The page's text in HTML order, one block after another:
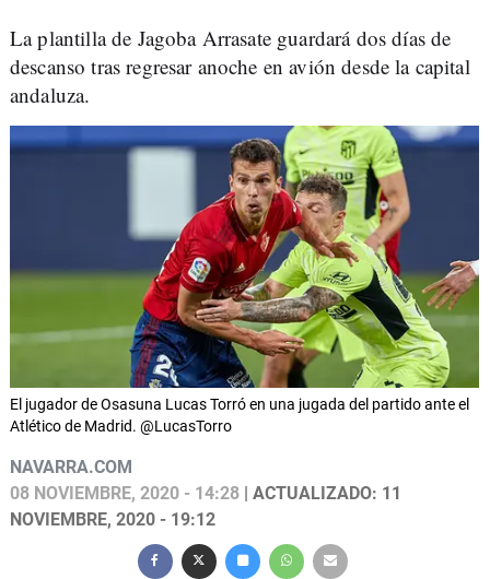
La plantilla de Jagoba Arrasate guardará dos días de
descanso tras regresar anoche en avión desde la capital
andaluza.
El jugador de Osasuna Lucas Torró en una jugada del partido ante el
Atlético de Madrid. @LucasTorro
NAVARRA.COM
08 NOVIEMBRE, 2020 - 14:28 | ACTUALIZADO: 11
NOVIEMBRE, 2020 - 19:12